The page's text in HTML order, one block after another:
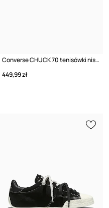
Converse CHUCK 70 tenisówki niskie
449,99 zł